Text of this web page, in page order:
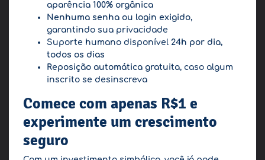
aparência 100% orgânica
Nenhuma senha ou login exigido,
garantindo sua privacidade
Suporte humano disponível 24h por dia,
todos os dias
Reposição automática gratuita, caso algum
inscrito se desinscreva
Comece com apenas R$1 e
experimente um crescimento
seguro